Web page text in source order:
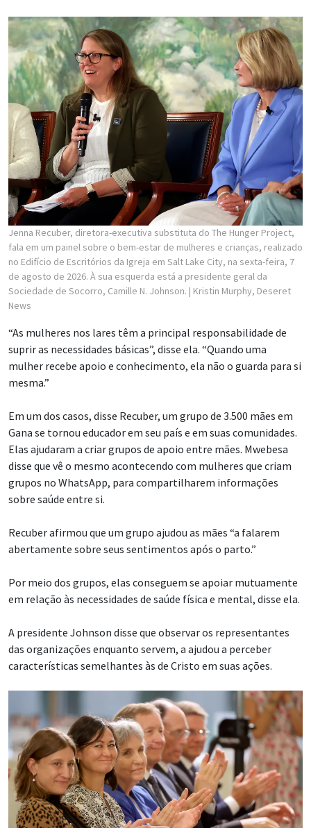
Jenna Recuber, diretora-executiva substituta do The Hunger Project,
fala em um painel sobre o bem-estar de mulheres e crianças, realizado
no Edifício de Escritórios da Igreja em Salt Lake City, na sexta-feira, 7
de agosto de 2026. À sua esquerda está a presidente geral da
Sociedade de Socorro, Camille N. Johnson. | Kristin Murphy, Deseret
News
“As mulheres nos lares têm a principal responsabilidade de
suprir as necessidades básicas”, disse ela. “Quando uma
mulher recebe apoio e conhecimento, ela não o guarda para si
mesma.”
Em um dos casos, disse Recuber, um grupo de 3.500 mães em
Gana se tornou educador em seu país e em suas comunidades.
Elas ajudaram a criar grupos de apoio entre mães. Mwebesa
disse que vê o mesmo acontecendo com mulheres que criam
grupos no WhatsApp, para compartilharem informações
sobre saúde entre si.
Recuber afirmou que um grupo ajudou as mães “a falarem
abertamente sobre seus sentimentos após o parto.”
Por meio dos grupos, elas conseguem se apoiar mutuamente
em relação às necessidades de saúde física e mental, disse ela.
A presidente Johnson disse que observar os representantes
das organizações enquanto servem, a ajudou a perceber
características semelhantes às de Cristo em suas ações.